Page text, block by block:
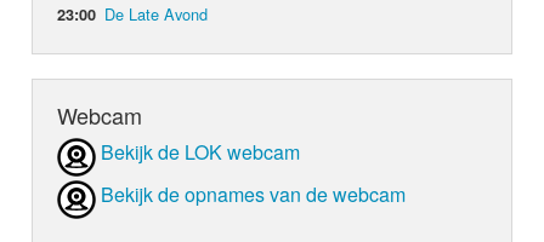
23:00 De Late Avond
Webcam
Bekijk de LOK webcam
Bekijk de opnames van de webcam